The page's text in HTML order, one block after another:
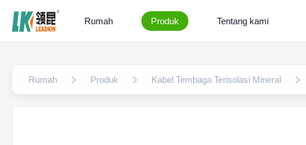
Rumah Produk Tentang kami
Rumah Produk Kabel Tembaga Terisolasi Mineral